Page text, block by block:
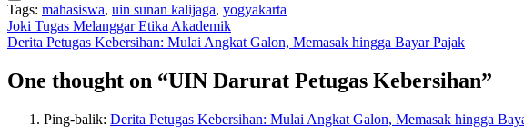
Tags: mahasiswa, uin sunan kalijaga, yogyakarta
Navigasi
pos
Joki Tugas Melanggar Etika Akademik
Derita Petugas Kebersihan: Mulai Angkat Galon, Memasak hingga Bayar Pajak
One thought on “UIN Darurat Petugas Kebersihan”
Ping-balik: Derita Petugas Kebersihan: Mulai Angkat Galon, Memasak hingga